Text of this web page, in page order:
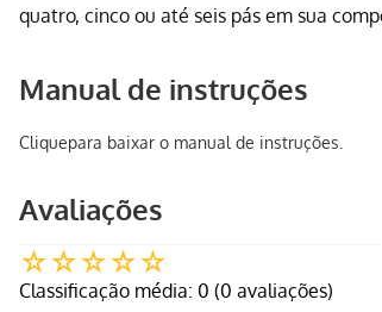
quatro, cinco ou até seis pás em sua
Manual de instruções
Cliquepara baixar o manual de instruções.
Avaliações
☆☆☆☆☆
Classificação média: 0 (0 avaliações)